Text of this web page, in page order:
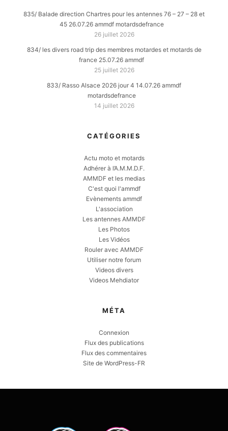
835/ Balade direction Chartres pour les antennes 76 – 27 – 28 et
45 26.07.26 ammdf motardsdefrance
26 juillet 2026
834/ les divers road trip des membres motardes et motards de
france 25.07.26 ammdf
25 juillet 2026
833/ Rasso Alsace 2026 jour 4 14.07.26 ammdf
motardsdefrance
14 juillet 2026
CATÉGORIES
Actu moto et motards
Adhérer à l’A.M.M.D.F.
AMMDF et les medias
C'est quoi l'ammdf
Evènements ammdf
L'association
Les antennes AMMDF
Les Photos
Les Vidéos
Rouler avec AMMDF
Utiliser notre forum
Videos divers
Videos Mehdiator
MÉTA
Connexion
Flux des publications
Flux des commentaires
Site de WordPress-FR